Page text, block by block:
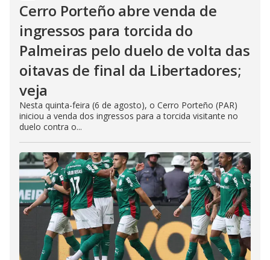
Cerro Porteño abre venda de
ingressos para torcida do
Palmeiras pelo duelo de volta das
oitavas de final da Libertadores;
veja
Nesta quinta-feira (6 de agosto), o Cerro Porteño (PAR)
iniciou a venda dos ingressos para a torcida visitante no
duelo contra o...